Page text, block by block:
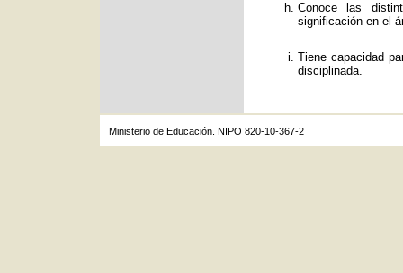
Conoce las
significación en el
Tiene capacidad
disciplinada.
Ministerio de Educación. NIPO 820-10-367-2